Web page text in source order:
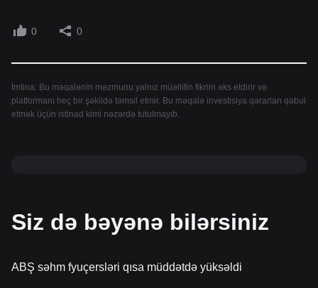
0 0
İmtina: Bu məqalənin məzmunu yalnız müəllifin fikrini əks etdirir və
platformanı heç bir şəkildə təmsil etmir. Bu məqalə investisiya qərarları qəbul
etmək üçün istinad kimi nəzərdə tutulmayıb.
Siz də bəyənə bilərsiniz
ABŞ səhm fyuçersləri qısa müddətdə yüksəldi